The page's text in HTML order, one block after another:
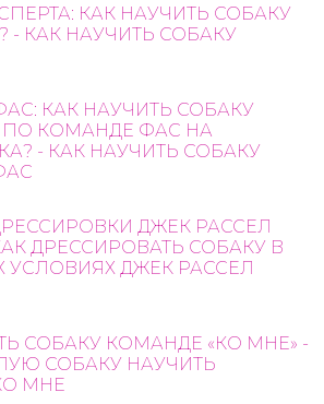
КАК НАУЧИТЬ СОБАКУ
- КАК НАУЧИТЬ СОБАКУ
КАК НАУЧИТЬ СОБАКУ
ПО КОМАНДЕ ФАС НА
- КАК НАУЧИТЬ СОБАКУ
ДЖЕК РАССЕЛ
ДРЕССИРОВАТЬ СОБАКУ В
ДЖЕК РАССЕЛ
СОБАКУ КОМАНДЕ «КО МНЕ» -
СОБАКУ НАУЧИТЬ
МНЕ